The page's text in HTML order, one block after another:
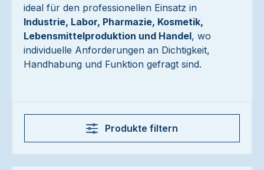
ideal für den professionellen Einsatz in
Industrie, Labor, Pharmazie, Kosmetik,
Lebensmittelproduktion und Handel, wo
individuelle Anforderungen an Dichtigkeit,
Handhabung und Funktion gefragt sind.
Produkte filtern